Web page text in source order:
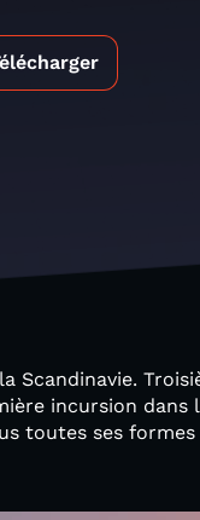
Scandinavie.
incursion dans
toutes ses